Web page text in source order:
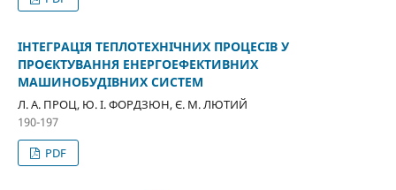
ІНТЕГРАЦІЯ ТЕПЛОТЕХНІЧНИХ ПРОЦЕСІВ У
ПРОЄКТУВАННЯ ЕНЕРГОЕФЕКТИВНИХ
МАШИНОБУДІВНИХ СИСТЕМ
Л. А. ПРОЦ, Ю. І. ФОРДЗЮН, Є. М. ЛЮТИЙ
190-197
PDF